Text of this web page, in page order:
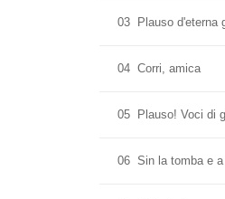
03 Plauso d'eterna
04 Corri, amica
05 Plauso! Voci di
06 Sin la tomba e